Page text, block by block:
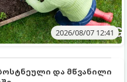
2026/08/07 12:41
და მწვანილი